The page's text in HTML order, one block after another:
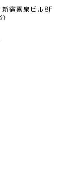
宿嘉泉ビル8F